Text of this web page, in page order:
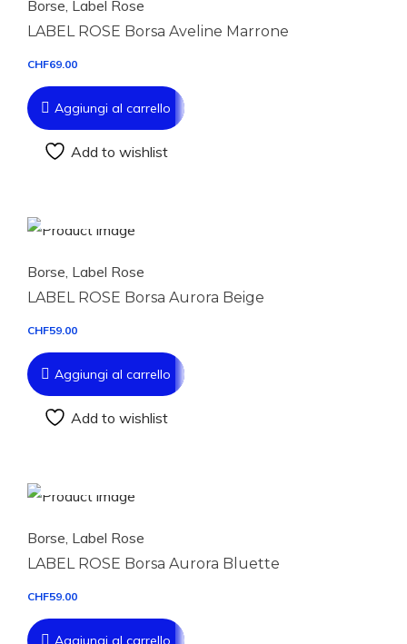
Borse Label Rose
LABEL ROSE Borsa Aveline Marrone
CHF69.00
Aggiungi al carrello
Add to wishlist
Borse Label Rose
LABEL ROSE Borsa Aurora Beige
CHF59.00
Aggiungi al carrello
Add to wishlist
Borse Label Rose
LABEL ROSE Borsa Aurora Bluette
CHF59.00
Aggiungi al carrello